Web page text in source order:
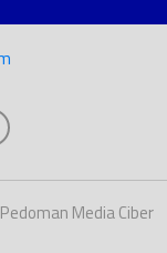
Pedoman Media Ciber